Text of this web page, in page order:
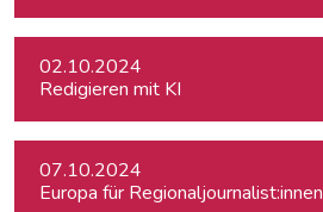
02.10.2024
Redigieren mit KI
07.10.2024
Europa für Regionaljournalist:innen